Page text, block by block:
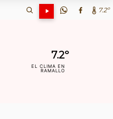
7.2º
7.2º
EL CLIMA EN
RAMALLO